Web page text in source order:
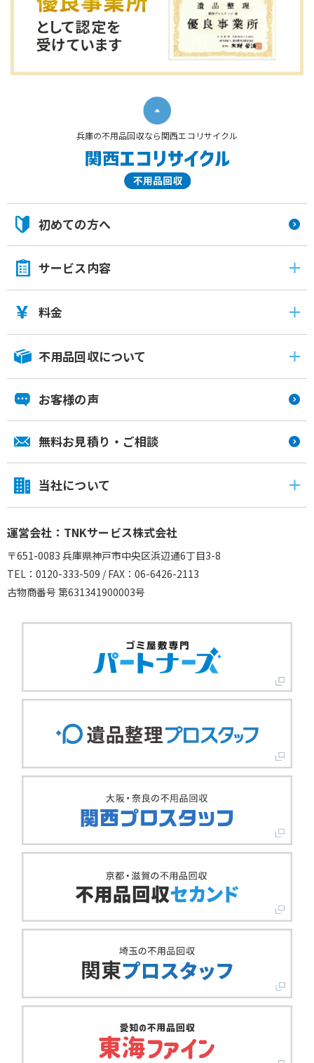
兵庫の不用品回収なら関西エコリサイクル
初めての方へ
サービス内容
料金
不用品回収について
お客様の声
無料お見積り・ご相談
当社について
運営会社：TNKサービス株式会社
〒651-0083 兵庫県神戸市中央区浜辺通6丁目3-8
TEL：0120-333-509 / FAX：06-6426-2113
古物商番号 第631341900003号